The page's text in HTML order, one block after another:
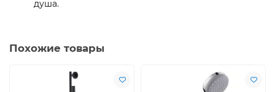
душа.
Похожие товары